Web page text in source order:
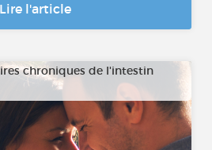
Lire l'article
chroniques de l'intestin